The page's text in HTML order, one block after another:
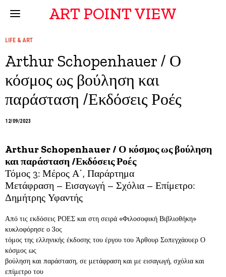
ART POINT VIEW
LIFE & ART
Arthur Schopenhauer / Ο
κόσμος ως βούληση και
παράσταση /Εκδόσεις Ροές
12/09/2023
Arthur Schopenhauer / Ο κόσμος ως βούληση
και παράσταση /Εκδόσεις Ροές
Τόμος 3: Μέρος Α΄, Παράρτημα
Μετάφραση – Εισαγωγή – Σχόλια – Επίμετρο:
Δημήτρης Υφαντής
Από τις εκδόσεις ΡΟΕΣ και στη σειρά «Φιλοσοφική Βιβλιοθήκη»
κυκλοφόρησε ο 3ος
τόμος της ελληνικής έκδοσης του έργου του Άρθουρ Σοπεγχάουερ Ο
κόσμος ως
βούληση και παράσταση, σε μετάφραση και με εισαγωγή, σχόλια και
επίμετρο του